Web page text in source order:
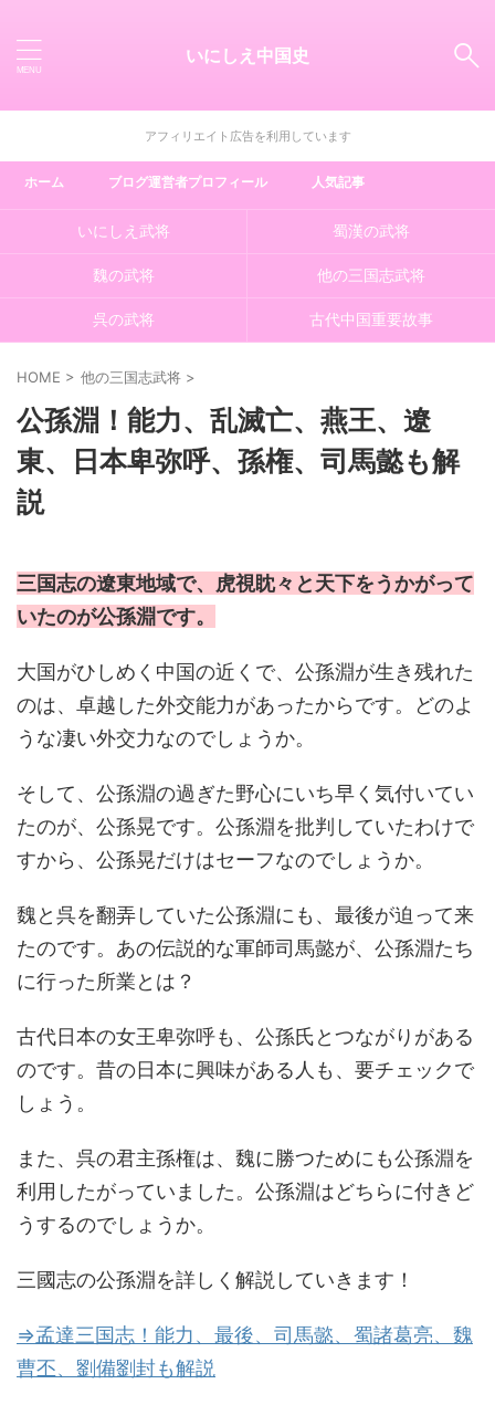
いにしえ中国史
アフィリエイト広告を利用しています
ホーム ブログ運営者プロフィール 人気記事
いにしえ武将 蜀漢の武将
魏の武将 他の三国志武将
呉の武将 古代中国重要故事
HOME > 他の三国志武将 >
公孫淵！能力、乱滅亡、燕王、遼
東、日本卑弥呼、孫権、司馬懿も解
説
三国志の遼東地域で、虎視眈々と天下をうかがって
いたのが公孫淵です。
大国がひしめく中国の近くで、公孫淵が生き残れた
のは、卓越した外交能力があったからです。どのよ
うな凄い外交力なのでしょうか。
そして、公孫淵の過ぎた野心にいち早く気付いてい
たのが、公孫晃です。公孫淵を批判していたわけで
すから、公孫晃だけはセーフなのでしょうか。
魏と呉を翻弄していた公孫淵にも、最後が迫って来
たのです。あの伝説的な軍師司馬懿が、公孫淵たち
に行った所業とは？
古代日本の女王卑弥呼も、公孫氏とつながりがある
のです。昔の日本に興味がある人も、要チェックで
しょう。
また、呉の君主孫権は、魏に勝つためにも公孫淵を
利用したがっていました。公孫淵はどちらに付きど
うするのでしょうか。
三國志の公孫淵を詳しく解説していきます！
⇒孟達三国志！能力、最後、司馬懿、蜀諸葛亮、魏
曹丕、劉備劉封も解説